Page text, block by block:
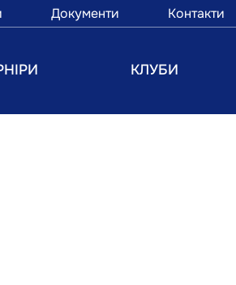
Документи Контакти
КЛУБИ